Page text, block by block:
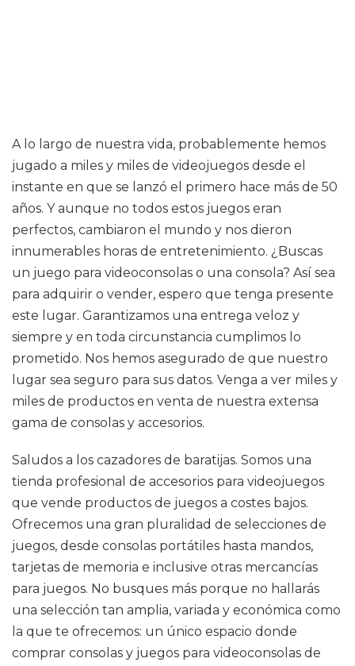
A lo largo de nuestra vida, probablemente hemos
jugado a miles y miles de videojuegos desde el
instante en que se lanzó el primero hace más de 50
años. Y aunque no todos estos juegos eran
perfectos, cambiaron el mundo y nos dieron
innumerables horas de entretenimiento. ¿Buscas
un juego para videoconsolas o una consola? Así sea
para adquirir o vender, espero que tenga presente
este lugar. Garantizamos una entrega veloz y
siempre y en toda circunstancia cumplimos lo
prometido. Nos hemos asegurado de que nuestro
lugar sea seguro para sus datos. Venga a ver miles y
miles de productos en venta de nuestra extensa
gama de consolas y accesorios.
Saludos a los cazadores de baratijas. Somos una
tienda profesional de accesorios para videojuegos
que vende productos de juegos a costes bajos.
Ofrecemos una gran pluralidad de selecciones de
juegos, desde consolas portátiles hasta mandos,
tarjetas de memoria e inclusive otras mercancías
para juegos. No busques más porque no hallarás
una selección tan amplia, variada y económica como
la que te ofrecemos: un único espacio donde
comprar consolas y juegos para videoconsolas de